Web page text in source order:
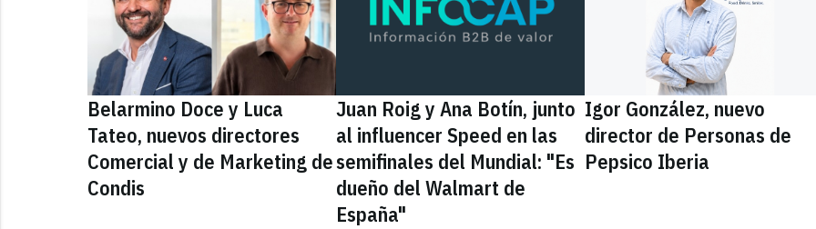
Belarmino Doce y Luca
Tateo, nuevos directores
Comercial y de Marketing de
Condis
Juan Roig y Ana Botín, junto
al influencer Speed en las
semifinales del Mundial: "Es
dueño del Walmart de
España"
Igor González, nuevo
director de Personas de
Pepsico Iberia